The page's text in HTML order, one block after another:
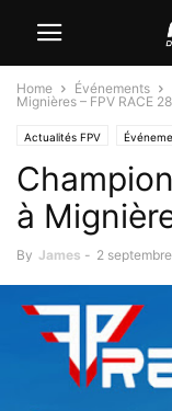
Home Événements
Mignières – FPV RACE 28
Actualités FPV
à
By James - 2